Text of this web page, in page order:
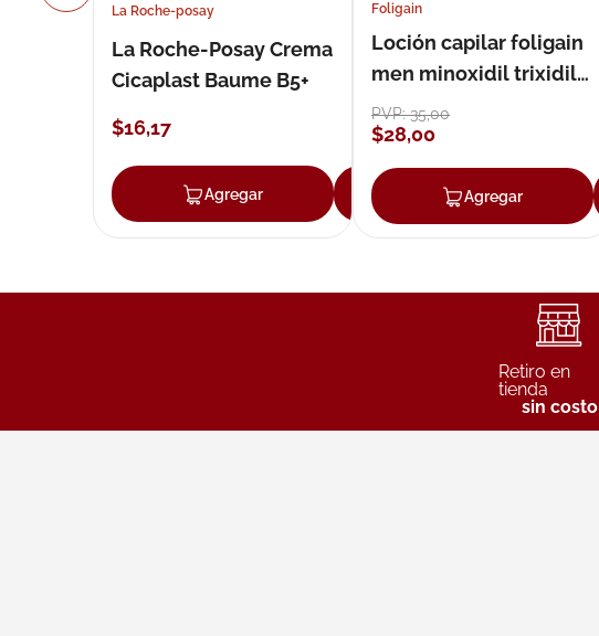
La Roche-posay
La Roche-Posay Crema
Cicaplast Baume B5+
$16,17
Agregar Agregar
Foligain
Loción capilar foligain
men minoxidil trixidil
loción 59 ml
PVP:35,00
$28,00
Agregar
Retiro en
tienda
sin costo